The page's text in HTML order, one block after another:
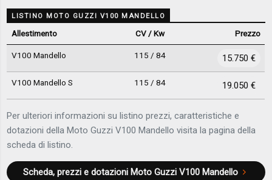
LISTINO MOTO GUZZI V100 MANDELLO
Allestimento CV / Kw Prezzo
V100 Mandello 115 / 84 15.750 €
V100 Mandello S 115 / 84 19.050 €
Per ulteriori informazioni su listino prezzi, caratteristiche e
dotazioni della Moto Guzzi V100 Mandello visita la pagina della
scheda di listino.
Scheda, prezzi e dotazioni Moto Guzzi V100 Mandello